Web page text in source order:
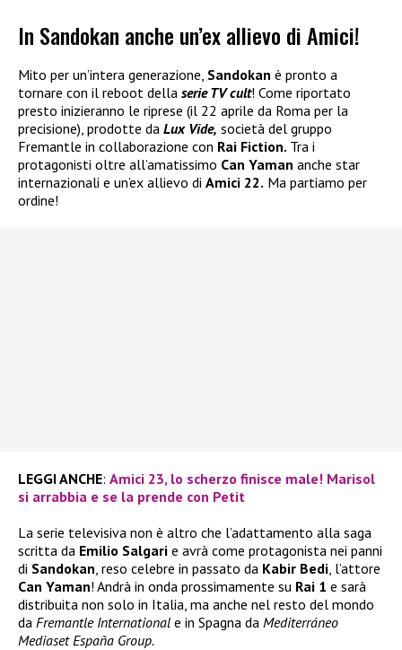
In Sandokan anche un’ex allievo di Amici!
Mito per un’intera generazione, Sandokan è pronto a
tornare con il reboot della serie TV cult! Come riportato
presto inizieranno le riprese (il 22 aprile da Roma per la
precisione), prodotte da Lux Vide, società del gruppo
Fremantle in collaborazione con Rai Fiction. Tra i
protagonisti oltre all’amatissimo Can Yaman anche star
internazionali e un’ex allievo di Amici 22. Ma partiamo per
ordine!
LEGGI ANCHE: Amici 23, lo scherzo finisce male! Marisol
si arrabbia e se la prende con Petit
La serie televisiva non è altro che l’adattamento alla saga
scritta da Emilio Salgari e avrà come protagonista nei panni
di Sandokan , reso celebre in passato da Kabir Bedi , l’attore
Can Yaman! Andrà in onda prossimamente su Rai 1 e sarà
distribuita non solo in Italia, ma anche nel resto del mondo
da Fremantle International e in Spagna da Mediterráneo
Mediaset España Group.